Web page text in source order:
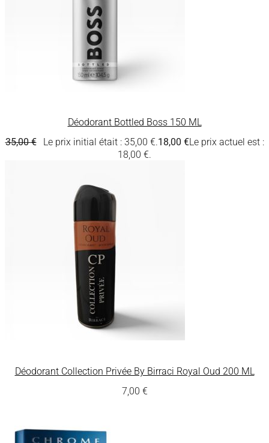
Déodorant Bottled Boss 150 ML
35,00€ Le prix initial était : 35,00 €.18,00 €Le prix actuel est :
18,00 €.
Déodorant Collection Privée By Birraci Royal Oud 200 ML
7,00 €